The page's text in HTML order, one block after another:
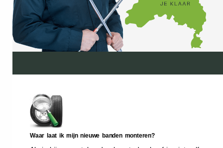
Waar laat ik mijn nieuwe banden monteren?